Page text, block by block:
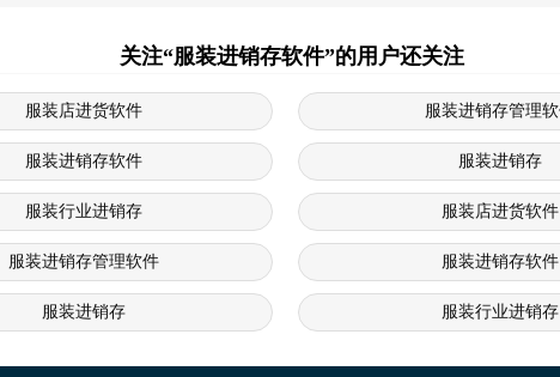
关注“服装进销存软件”的用户还关注
服装店进货软件 服装进销存管理
服装进销存软件 服装进销存
服装行业进销存 服装店进货软件
服装进销存管理软件 服装进销存软件
服装进销存 服装行业进销存
服装店进销存系统 服装进销存软件 服装进销存管理